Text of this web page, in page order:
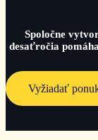
Spoločne
desaťročia
Vyžiadať